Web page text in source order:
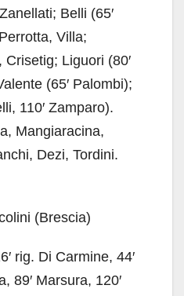
Belli (65′
Villa;
Crisetig; Liguori (80′
(65′ Palombi);
110′ Zamparo).
Mangiaracina,
Dezi, Tordini.
(Brescia)
rig. Di Carmine, 44′
89′ Marsura, 120′